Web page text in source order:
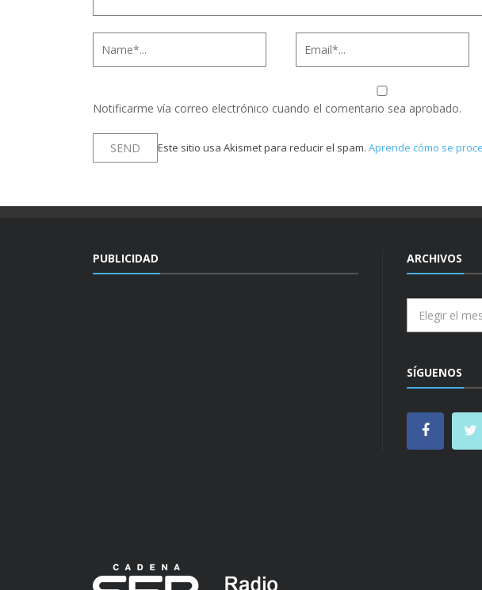
Notificarme vía correo electrónico cuando el comentario sea aprobado.
Este sitio usa Akismet para reducir el spam. Aprende cómo se
PUBLICIDAD ARCHIVOS
SÍGUENOS